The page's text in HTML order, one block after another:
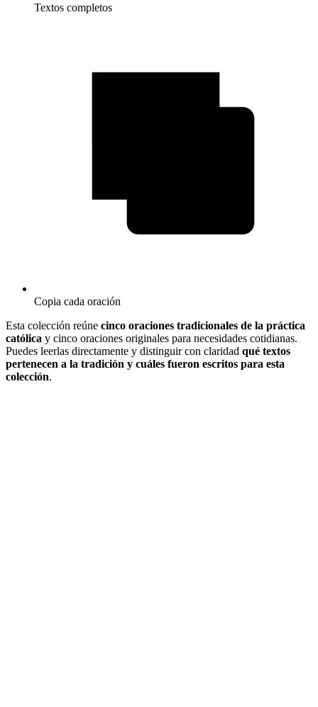
Textos completos
Copia cada oración
Esta colección reúne cinco oraciones tradicionales de la práctica
católica y cinco oraciones originales para necesidades cotidianas.
Puedes leerlas directamente y distinguir con claridad qué textos
pertenecen a la tradición y cuáles fueron escritos para esta
colección.